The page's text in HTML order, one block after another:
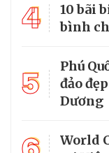
4
10 bãi
bình
5
Phú
đảo
Dương
World